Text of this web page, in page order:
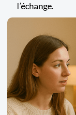
l’échange.